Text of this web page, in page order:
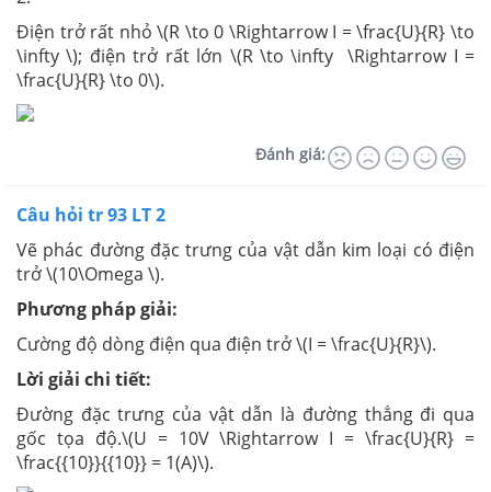
Điện trở rất nhỏ \(R \to 0 \Rightarrow I = \frac{U}{R} \to
\infty \); điện trở rất lớn \(R \to \infty \Rightarrow I =
\frac{U}{R} \to 0\).
Đánh giá:
Câu hỏi tr 93 LT 2
Vẽ phác đường đặc trưng của vật dẫn kim loại có điện
trở \(10\Omega \).
Phương pháp giải:
Cường độ dòng điện qua điện trở \(I = \frac{U}{R}\).
Lời giải chi tiết:
Đường đặc trưng của vật dẫn là đường thẳng đi qua
gốc tọa độ.\(U = 10V \Rightarrow I = \frac{U}{R} =
\frac{{10}}{{10}} = 1(A)\).